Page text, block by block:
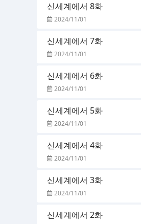
신세계에서 8화
2024/11/01
신세계에서 7화
2024/11/01
신세계에서 6화
2024/11/01
신세계에서 5화
2024/11/01
신세계에서 4화
2024/11/01
신세계에서 3화
2024/11/01
신세계에서 2화